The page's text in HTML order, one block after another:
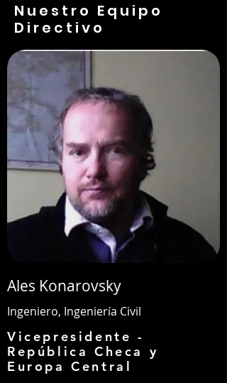
Nuestro Equipo
Directivo
Ales Konarovsky
Ingeniero, Ingeniería Civil
Vicepresidente -
República Checa y
Europa Central